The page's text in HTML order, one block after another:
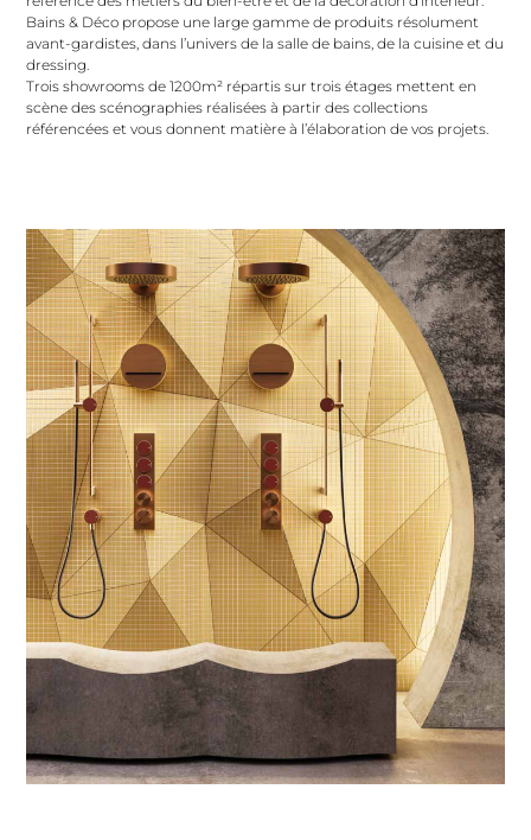
Bains & Déco propose une large gamme de produits résolument
avant-gardistes, dans l’univers de la salle de bains, de la cuisine et du
dressing.
Trois showrooms de 1200m² répartis sur trois étages mettent en
scène des scénographies réalisées à partir des collections
référencées et vous donnent matière à l’élaboration de vos projets.